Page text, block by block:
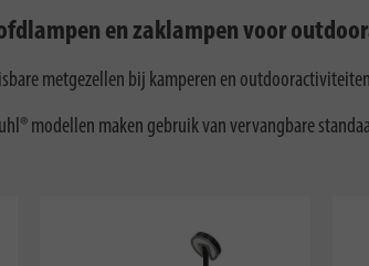
en zaklampen voor
metgezellen bij kamperen en
modellen maken gebruik van vervangbare